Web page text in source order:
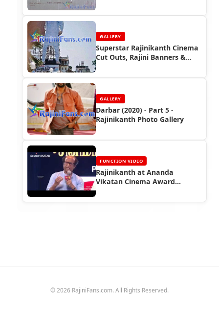
GALLERY
Superstar Rajinikanth Cinema
Cut Outs, Rajini Banners &
GALLERY
Darbar (2020) - Part 5 -
Rajinikanth Photo Gallery
FUNCTION VIDEO
Rajinikanth at Ananda
Vikatan Cinema Award
© 2026 RajiniFans.com. All Rights Reserved.